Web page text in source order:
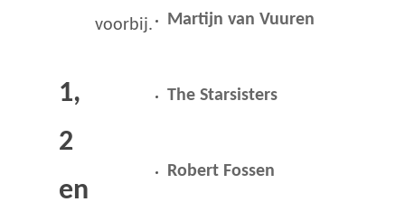
voorbij.
1,
2
en
Martijn van Vuuren
The Starsisters
Robert Fossen